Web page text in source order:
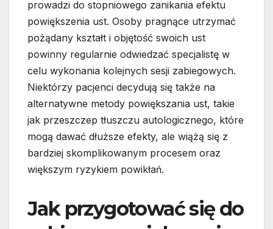
prowadzi do stopniowego zanikania efektu
powiększenia ust. Osoby pragnące utrzymać
pożądany kształt i objętość swoich ust
powinny regularnie odwiedzać specjalistę w
celu wykonania kolejnych sesji zabiegowych.
Niektórzy pacjenci decydują się także na
alternatywne metody powiększania ust, takie
jak przeszczep tłuszczu autologicznego, które
mogą dawać dłuższe efekty, ale wiążą się z
bardziej skomplikowanym procesem oraz
większym ryzykiem powikłań.
Jak przygotować się do